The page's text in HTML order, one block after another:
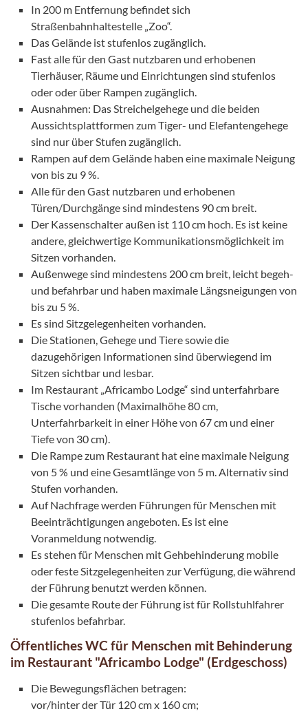
In 200 m Entfernung befindet sich
Straßenbahnhaltestelle „Zoo“.
Das Gelände ist stufenlos zugänglich.
Fast alle für den Gast nutzbaren und erhobenen
Tierhäuser, Räume und Einrichtungen sind stufenlos
oder oder über Rampen zugänglich.
Ausnahmen: Das Streichelgehege und die beiden
Aussichtsplattformen zum Tiger- und Elefantengehege
sind nur über Stufen zugänglich.
Rampen auf dem Gelände haben eine maximale Neigung
von bis zu 9 %.
Alle für den Gast nutzbaren und erhobenen
Türen/Durchgänge sind mindestens 90 cm breit.
Der Kassenschalter außen ist 110 cm hoch. Es ist keine
andere, gleichwertige Kommunikationsmöglichkeit im
Sitzen vorhanden.
Außenwege sind mindestens 200 cm breit, leicht begeh-
und befahrbar und haben maximale Längsneigungen von
bis zu 5 %.
Es sind Sitzgelegenheiten vorhanden.
Die Stationen, Gehege und Tiere sowie die
dazugehörigen Informationen sind überwiegend im
Sitzen sichtbar und lesbar.
Im Restaurant „Africambo Lodge“ sind unterfahrbare
Tische vorhanden (Maximalhöhe 80 cm,
Unterfahrbarkeit in einer Höhe von 67 cm und einer
Tiefe von 30 cm).
Die Rampe zum Restaurant hat eine maximale Neigung
von 5 % und eine Gesamtlänge von 5 m. Alternativ sind
Stufen vorhanden.
Auf Nachfrage werden Führungen für Menschen mit
Beeinträchtigungen angeboten. Es ist eine
Voranmeldung notwendig.
Es stehen für Menschen mit Gehbehinderung mobile
oder feste Sitzgelegenheiten zur Verfügung, die während
der Führung benutzt werden können.
Die gesamte Route der Führung ist für Rollstuhlfahrer
stufenlos befahrbar.
Öffentliches WC für Menschen mit Behinderung
im Restaurant "Africambo Lodge" (Erdgeschoss)
Die Bewegungsflächen betragen:
vor/hinter der Tür 120 cm x 160 cm;